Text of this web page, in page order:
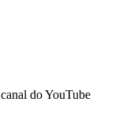
do YouTube